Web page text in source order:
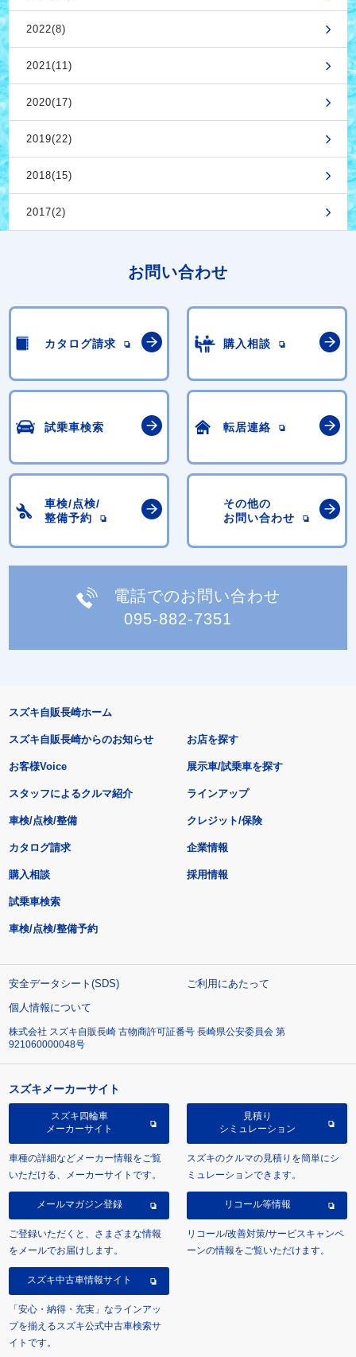
2022(8)
2021(11)
2020(17)
2019(22)
2018(15)
2017(2)
お問い合わせ
カタログ請求 購入相談
試乗車検索 転居連絡
車検/点検/
整備予約
その他の
お問い合わせ
電話でのお問い合わせ
095-882-7351
スズキ自販長崎ホーム
スズキ自販長崎からのお知らせ
お客様Voice
スタッフによるクルマ紹介
お店を探す
展示車/試乗車を探す
ラインアップ
車検/点検/整備 クレジット/保険
カタログ請求
購入相談
試乗車検索
車検/点検/整備予約
企業情報
採用情報
安全データシート(SDS)
ご利用にあたって
個人情報について
株式会社 スズキ自販長崎 古物商許可証番号 長崎県公安委員会 第
921060000048号
スズキメーカーサイト
スズキ四輪車
メーカーサイト
車種の詳細などメーカー情報をご覧
いただける、メーカーサイトです。
見積り
シミュレーション
スズキのクルマの見積りを簡単にシ
ミュレーションできます。
メールマガジン登録
ご登録いただくと、さまざまな情報
をメールでお届けします。
リコール等情報
リコール/改善対策/サービスキャンペ
ーンの情報をご覧いただけます。
スズキ中古車情報サイト
「安心・納得・充実」なラインアッ
プを揃えるスズキ公式中古車検索サ
イトです。